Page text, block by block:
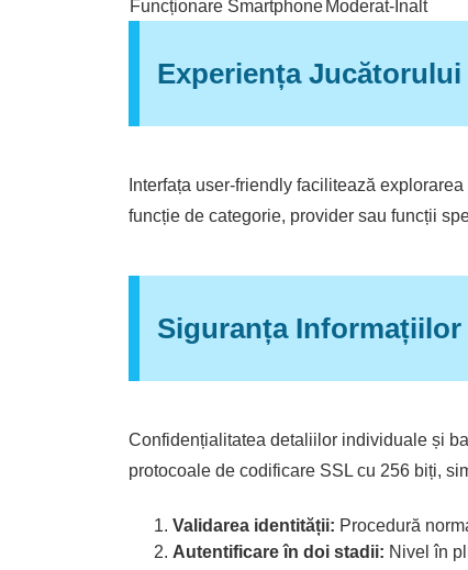
Funcționare Smartphone Moderat-Înalt
Experiența Jucătorului
Interfața user-friendly facilitează
funcție de categorie, provider sau funcții
Siguranța
Confidențialitatea detaliilor individuale și
protocoale de codificare SSL cu 256 biți,
Validarea identității: Procedură
Autentificare în doi stadii: Nivel în